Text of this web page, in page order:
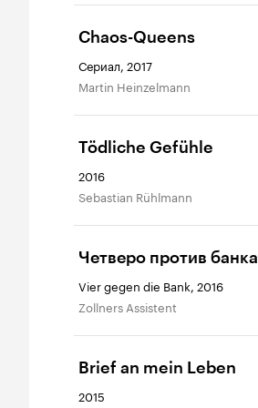
Chaos-Queens
Сериал, 2017
Martin Heinzelmann
Tödliche Gefühle
2016
Sebastian Rühlmann
Четверо против банка
Vier gegen die Bank, 2016
Zollners Assistent
Brief an mein Leben
2015